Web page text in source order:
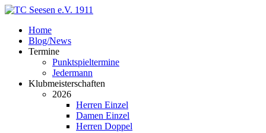
Home
Blog/News
Termine
Punktspieltermine
Jedermann
Klubmeisterschaften
2026
Herren Einzel
Damen Einzel
Herren Doppel